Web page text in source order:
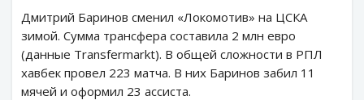
Дмитрий Баринов сменил «Локомотив» на ЦСКА
зимой. Сумма трансфера составила 2 млн евро
(данные Transfermarkt). В общей сложности в РПЛ
хавбек провел 223 матча. В них Баринов забил 11
мячей и оформил 23 ассиста.